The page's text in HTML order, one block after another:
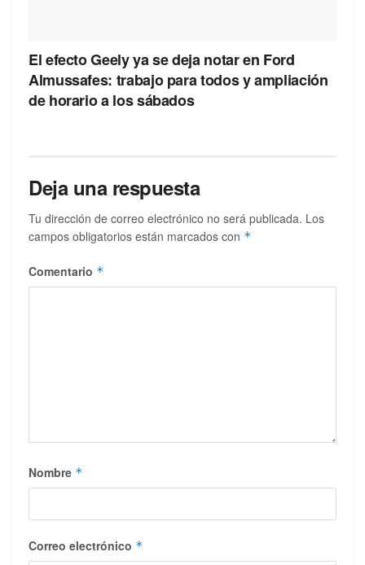
El efecto Geely ya se deja notar en Ford
Almussafes: trabajo para todos y ampliación
de horario a los sábados
Deja una respuesta
Tu dirección de correo electrónico no será publicada. Los
campos obligatorios están marcados con *
Comentario *
Nombre *
Correo electrónico *